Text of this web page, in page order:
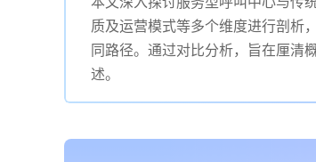
质及运营模式等多个维度进行剖析
同路径。通过对比分析，旨在厘清
述。